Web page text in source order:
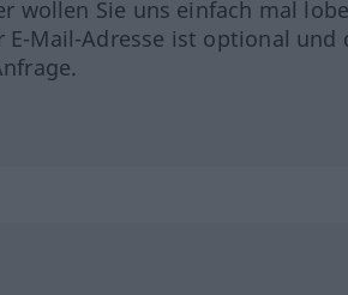
wollen Sie uns einfach mal
E-Mail-Adresse ist optional und